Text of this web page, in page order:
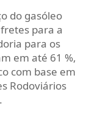
do gasóleo
para a
para os
em até 61 %,
com base em
Rodoviários